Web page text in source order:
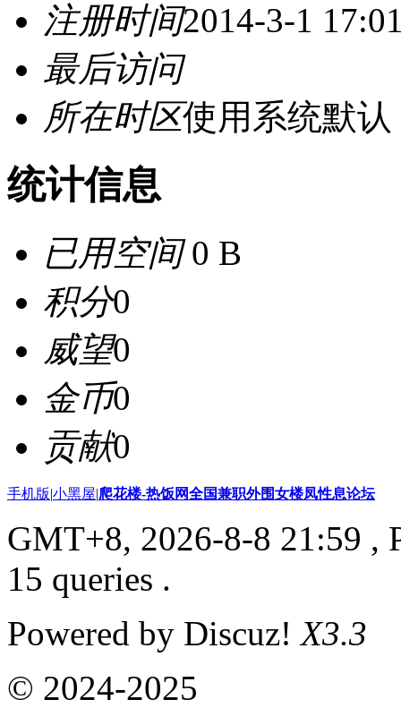
注册时间2014-3-1
最后访问
所在时区使用系统默认
统计信息
已用空间0 B
积分0
威望0
金币0
贡献0
手机版|小黑屋|爬花楼-热饭网全国兼职外围女楼凤性息论坛
GMT+8, 2026-8-8 21:59 ,
15 queries .
Powered by Discuz!X3.3
© 2024-2025